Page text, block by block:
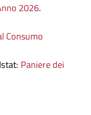
2026.
Consumo
Paniere dei